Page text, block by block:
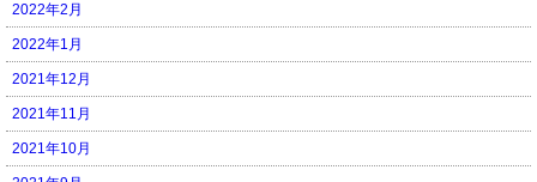
2022年2月
2022年1月
2021年12月
2021年11月
2021年10月